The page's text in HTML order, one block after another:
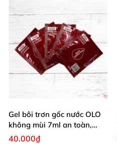
Gel bôi trơn gốc nước OLO
không mùi 7ml an toàn,
chất lượng
40.000₫